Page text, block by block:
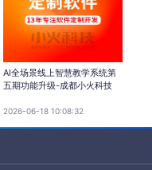
AI全场景线上智慧教学系统第
五期功能升级-成都小火科技
2026-06-18 10:08:32